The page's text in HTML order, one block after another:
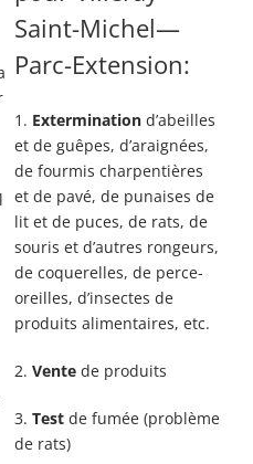
Saint-Michel—
Parc-Extension:
1. Exterminationd’abeilles
et de guêpes, d’araignées,
de fourmis charpentières
et de pavé, de punaises de
lit et de puces, de rats, de
souris et d’autres rongeurs,
de coquerelles, de perce-
oreilles, d’insectes de
produits alimentaires, etc.
2. Ventede produits
3. Testde fumée (problème
de rats)